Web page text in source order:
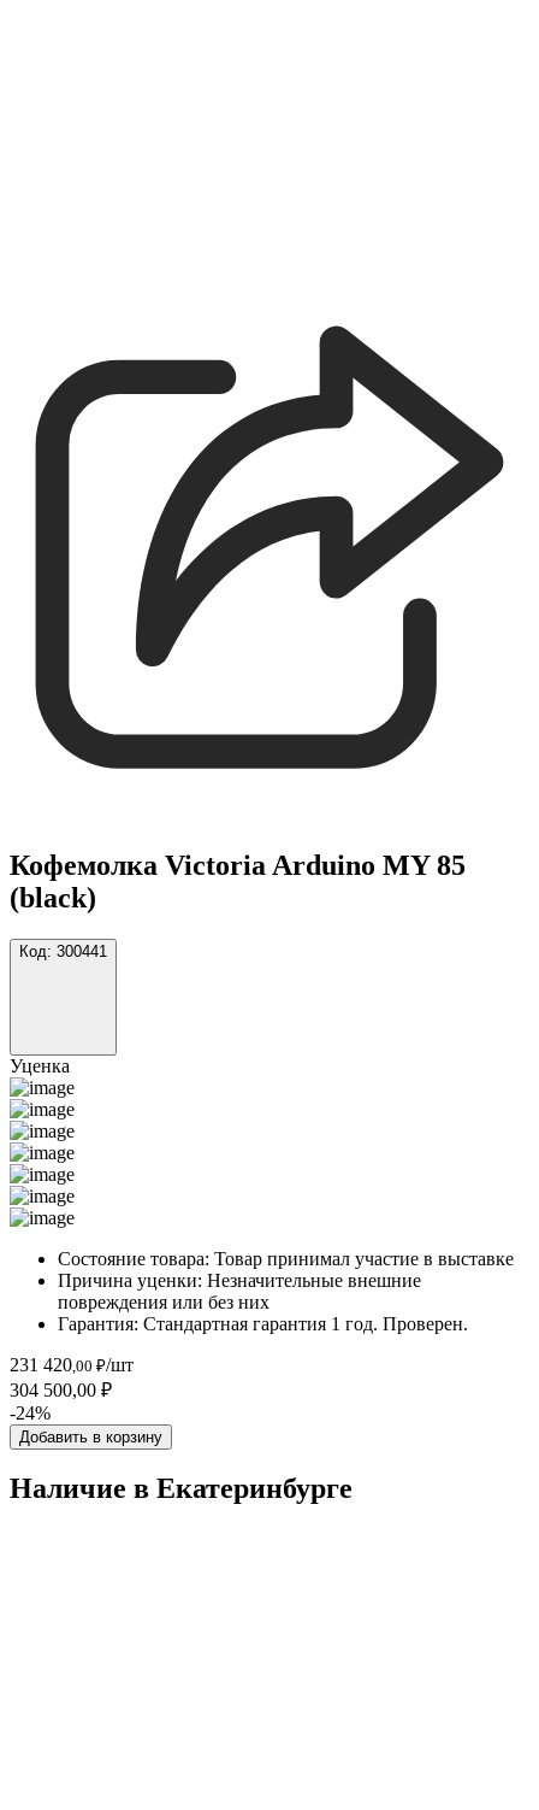
Кофемолка Victoria Arduino MY 85
(black)
Код: 300441
Уценка
Состояние товара: Товар принимал участие в выставке
Причина уценки: Незначительные внешние
повреждения или без них
Гарантия: Стандартная гарантия 1 год. Проверен.
231 420 ,00 ₽/шт
304 500,00 ₽
-24%
Добавить в корзину
Наличие в Екатеринбургe